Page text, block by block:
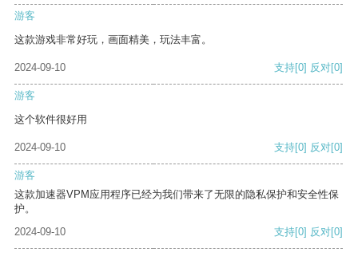
游客
这款游戏非常好玩，画面精美，玩法丰富。
2024-09-10 支持[0] 反对[0]
游客
这个软件很好用
2024-09-10 支持[0] 反对[0]
游客
这款加速器VPM应用程序已经为我们带来了无限的隐私保护和安全性保
护。
2024-09-10
支持[0] 反对[0]